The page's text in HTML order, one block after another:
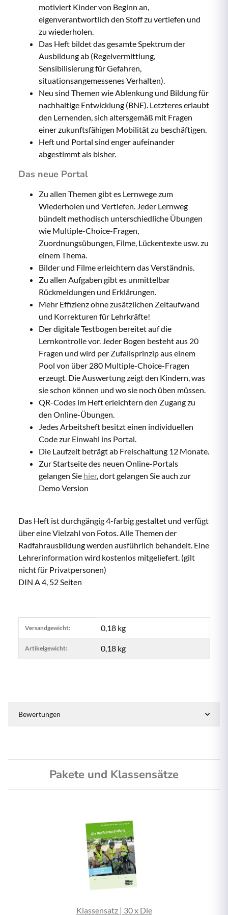
motiviert Kinder von Beginn an,
eigenverantwortlich den Stoff zu vertiefen und
zu wiederholen.
Das Heft bildet das gesamte Spektrum der
Ausbildung ab (Regelvermittlung,
Sensibilisierung für Gefahren,
situationsangemessenes Verhalten).
Neu sind Themen wie Ablenkung und Bildung für
nachhaltige Entwicklung (BNE). Letzteres erlaubt
den Lernenden, sich altersgemäß mit Fragen
einer zukunftsfähigen Mobilität zu beschäftigen.
Heft und Portal sind enger aufeinander
abgestimmt als bisher.
Das neue Portal
Zu allen Themen gibt es Lernwege zum
Wiederholen und Vertiefen. Jeder Lernweg
bündelt methodisch unterschiedliche Übungen
wie Multiple-Choice-Fragen,
Zuordnungsübungen, Filme, Lückentexte usw. zu
einem Thema.
Bilder und Filme erleichtern das Verständnis.
Zu allen Aufgaben gibt es unmittelbar
Rückmeldungen und Erklärungen.
Mehr Effizienz ohne zusätzlichen Zeitaufwand
und Korrekturen für Lehrkräfte!
Der digitale Testbogen bereitet auf die
Lernkontrolle vor. Jeder Bogen besteht aus 20
Fragen und wird per Zufallsprinzip aus einem
Pool von über 280 Multiple-Choice-Fragen
erzeugt. Die Auswertung zeigt den Kindern, was
sie schon können und wo sie noch üben müssen.
QR-Codes im Heft erleichtern den Zugang zu
den Online-Übungen.
Jedes Arbeitsheft besitzt einen individuellen
Code zur Einwahl ins Portal.
Die Laufzeit beträgt ab Freischaltung 12 Monate.
Zur Startseite des neuen Online-Portals
gelangen Sie hier, dort gelangen Sie auch zur
Demo Version
Das Heft ist durchgängig 4-farbig gestaltet und verfügt
über eine Vielzahl von Fotos. Alle Themen der
Radfahrausbildung werden ausführlich behandelt. Eine
Lehrerinformation wird kostenlos mitgeliefert. (gilt
nicht für Privatpersonen)
DIN A 4, 52 Seiten
Produkteigenschaft
Wert
Versandgewicht: 0,18 kg
Artikelgewicht: 0,18 kg
Bewertungen
Pakete und Klassensätze
Klassensatz | 30 x Die